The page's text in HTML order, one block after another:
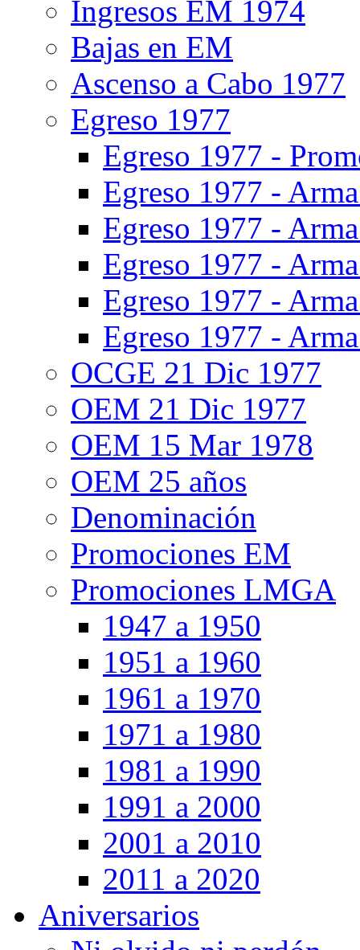
Ingresos EM 1974
Bajas en EM
Ascenso a Cabo 1977
Egreso 1977
Egreso 1977 -
Egreso 1977 -
Egreso 1977 -
Egreso 1977 -
Egreso 1977 -
Egreso 1977 -
OCGE 21 Dic 1977
OEM 21 Dic 1977
OEM 15 Mar 1978
OEM 25 años
Denominación
Promociones EM
Promociones LMGA
1947 a 1950
1951 a 1960
1961 a 1970
1971 a 1980
1981 a 1990
1991 a 2000
2001 a 2010
2011 a 2020
Aniversarios